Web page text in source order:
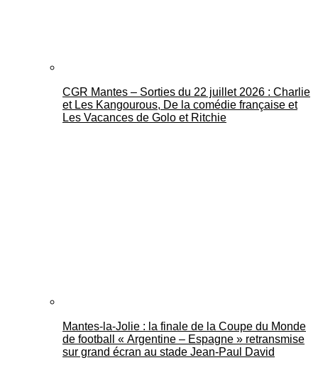
CGR Mantes – Sorties du 22 juillet 2026 : Charlie
et Les Kangourous, De la comédie française et
Les Vacances de Golo et Ritchie
Mantes-la-Jolie : la finale de la Coupe du Monde
de football « Argentine – Espagne » retransmise
sur grand écran au stade Jean-Paul David